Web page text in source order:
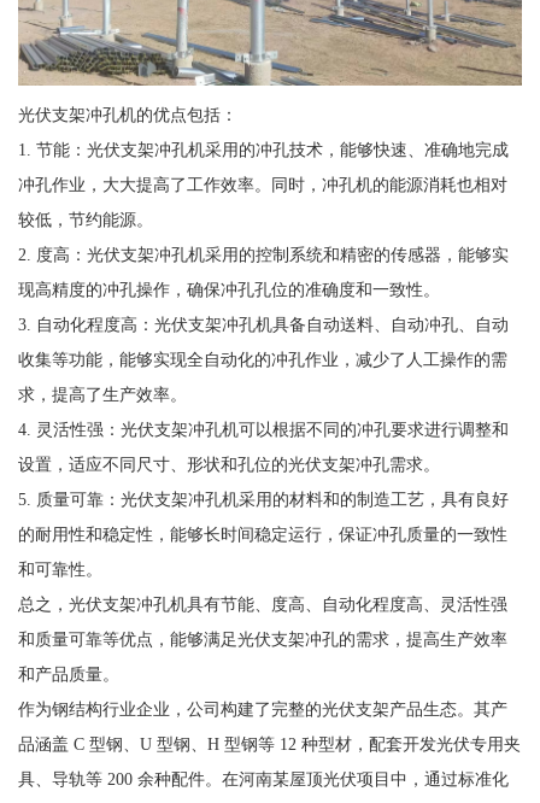
光伏支架冲孔机的优点包括：
1. 节能：光伏支架冲孔机采用的冲孔技术，能够快速、准确地完成
冲孔作业，大大提高了工作效率。同时，冲孔机的能源消耗也相对
较低，节约能源。
2. 度高：光伏支架冲孔机采用的控制系统和精密的传感器，能够实
现高精度的冲孔操作，确保冲孔孔位的准确度和一致性。
3. 自动化程度高：光伏支架冲孔机具备自动送料、自动冲孔、自动
收集等功能，能够实现全自动化的冲孔作业，减少了人工操作的需
求，提高了生产效率。
4. 灵活性强：光伏支架冲孔机可以根据不同的冲孔要求进行调整和
设置，适应不同尺寸、形状和孔位的光伏支架冲孔需求。
5. 质量可靠：光伏支架冲孔机采用的材料和的制造工艺，具有良好
的耐用性和稳定性，能够长时间稳定运行，保证冲孔质量的一致性
和可靠性。
总之，光伏支架冲孔机具有节能、度高、自动化程度高、灵活性强
和质量可靠等优点，能够满足光伏支架冲孔的需求，提高生产效率
和产品质量。
作为钢结构行业企业，公司构建了完整的光伏支架产品生态。其产
品涵盖 C 型钢、U 型钢、H 型钢等 12 种型材，配套开发光伏专用夹
具、导轨等 200 余种配件。在河南某屋顶光伏项目中，通过标准化